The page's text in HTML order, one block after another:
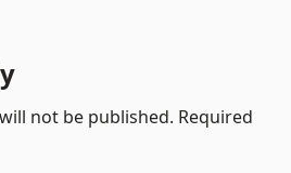
not be published. Required